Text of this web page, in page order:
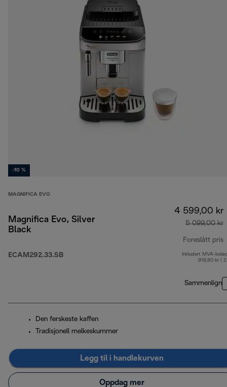
-10 %
MAGNIFICA EVO
Magnifica Evo, Silver
Black
ECAM292.33.SB
4 599,00 kr
5 099,00 kr
Foreslått pris
Inkludert MVA-
919,80 kr (
Sammenlign
Den ferskeste kaffen
Tradisjonell melkeskummer
Legg til i handlekurven
Oppdag mer